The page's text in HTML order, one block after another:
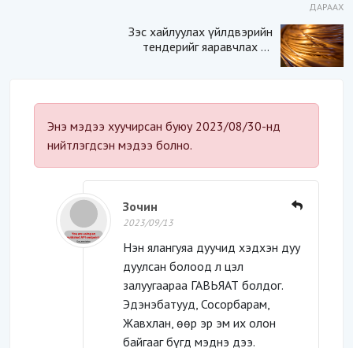
ДАРААХ
Зэс хайлуулах үйлдвэрийн
тендерийг яаравчлах нь
Энэ мэдээ хуучирсан буюу 2023/08/30-нд
нийтлэгдсэн мэдээ болно.
Зочин
2023/09/13
Нэн ялангуяа дуучид хэдхэн дуу
дуулсан болоод л цэл
залуугаараа ГАВЬЯАТ болдог.
Эдэнэбатууд, Сосорбарам,
Жавхлан, өөр эр эм их олон
байгааг бүгд мэднэ дээ.